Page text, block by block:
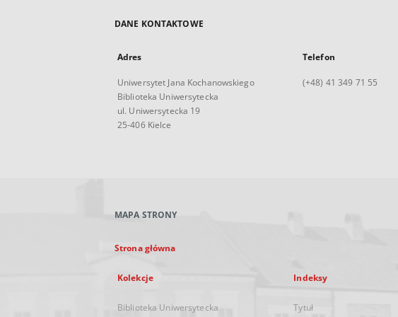
DANE KONTAKTOWE
Adres
Uniwersytet Jana Kochanowskiego
Biblioteka Uniwersytecka
ul. Uniwersytecka 19
25-406 Kielce
Telefon
(+48) 41 349 71 55
MAPA STRONY
Strona główna
Kolekcje
Biblioteka Uniwersytecka
Indeksy
Tytuł